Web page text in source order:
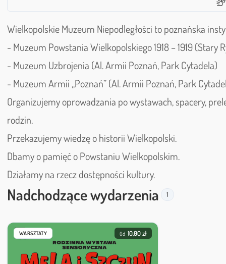
Wielkopolskie Muzeum Niepodległości to poznańska
- Muzeum Powstania Wielkopolskiego 1918 – 1919 (Stary
- Muzeum Uzbrojenia (Al. Armii Poznań, Park Cytadela)
- Muzeum Armii „Poznań” (Al. Armii Poznań, Park
Organizujemy oprowadzania po wystawach, spacery,
rodzin.
Przekazujemy wiedzę o historii Wielkopolski.
Dbamy o pamięć o Powstaniu Wielkopolskim.
Działamy na rzecz dostępności kultury.
Nadchodzące wydarzenia 1
WARSZTATY Od 10,00 zł